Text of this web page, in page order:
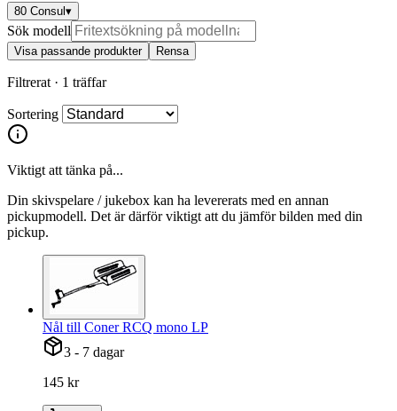
80 Consul ▾
Sök modell
Visa passande produkter Rensa
Filtrerat · 1 träffar
Sortering
Viktigt att tänka på...
Din skivspelare / jukebox kan ha levererats med en annan
pickupmodell. Det är därför viktigt att du jämför bilden med din
pickup.
Nål till Coner RCQ mono LP
3 - 7 dagar
145 kr